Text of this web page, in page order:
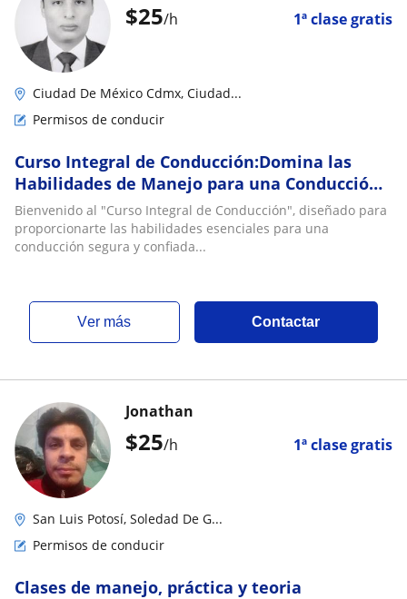
$25/h 1ª clase gratis
Ciudad De México Cdmx, Ciudad...
Permisos de conducir
Curso Integral de Conducción:Domina las
Habilidades de Manejo para una Conducción
Segura y Confiada
Bienvenido al "Curso Integral de Conducción", diseñado para
proporcionarte las habilidades esenciales para una
conducción segura y confiada...
ver más Contactar
$25/h 1ª clase gratis
Jonathan
San Luis Potosí, Soledad De G...
Permisos de conducir
Clases de manejo, práctica y teoria